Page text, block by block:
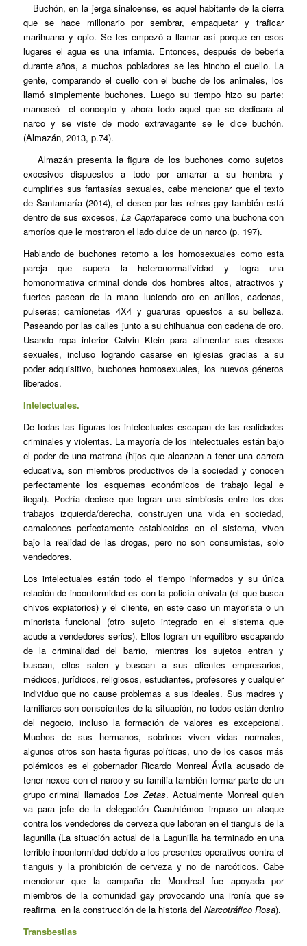
Buchón, en la jerga sinaloense, es aquel habitante de la cierra
que se hace millonario por sembrar, empaquetar y traficar
marihuana y opio. Se les empezó a llamar así porque en esos
lugares el agua es una infamia. Entonces, después de beberla
durante años, a muchos pobladores se les hincho el cuello. La
gente, comparando el cuello con el buche de los animales, los
llamó simplemente buchones. Luego su tiempo hizo su parte:
manoseó el concepto y ahora todo aquel que se dedicara al
narco y se viste de modo extravagante se le dice buchón.
(Almazán, 2013, p.74).
Almazán presenta la figura de los buchones como sujetos
excesivos dispuestos a todo por amarrar a su hembra y
cumplirles sus fantasías sexuales, cabe mencionar que el texto
de Santamaría (2014), el deseo por las reinas gay también está
dentro de sus excesos,La Capriaparece como una buchona con
amoríos que le mostraron el lado dulce de un narco (p. 197).
Hablando de buchones retomo a los homosexuales como esta
pareja que supera la heteronormatividad y logra una
homonormativa criminal donde dos hombres altos, atractivos y
fuertes pasean de la mano luciendo oro en anillos, cadenas,
pulseras; camionetas 4X4 y guaruras opuestos a su belleza.
Paseando por las calles junto a su chihuahua con cadena de oro.
Usando ropa interior Calvin Klein para alimentar sus deseos
sexuales, incluso logrando casarse en iglesias gracias a su
poder adquisitivo, buchones homosexuales, los nuevos géneros
liberados.
Intelectuales.
De todas las figuras los intelectuales escapan de las realidades
criminales y violentas. La mayoría de los intelectuales están bajo
el poder de una matrona (hijos que alcanzan a tener una carrera
educativa, son miembros productivos de la sociedad y conocen
perfectamente los esquemas económicos de trabajo legal e
ilegal). Podría decirse que logran una simbiosis entre los dos
trabajos izquierda/derecha, construyen una vida en sociedad,
camaleones perfectamente establecidos en el sistema, viven
bajo la realidad de las drogas, pero no son consumistas, solo
vendedores.
Los intelectuales están todo el tiempo informados y su única
relación de inconformidad es con la policía chivata (el que busca
chivos expiatorios) y el cliente, en este caso un mayorista o un
minorista funcional (otro sujeto integrado en el sistema que
acude a vendedores serios). Ellos logran un equilibro escapando
de la criminalidad del barrio, mientras los sujetos entran y
buscan, ellos salen y buscan a sus clientes empresarios,
médicos, jurídicos, religiosos, estudiantes, profesores y cualquier
individuo que no cause problemas a sus ideales. Sus madres y
familiares son conscientes de la situación, no todos están dentro
del negocio, incluso la formación de valores es excepcional.
Muchos de sus hermanos, sobrinos viven vidas normales,
algunos otros son hasta figuras políticas, uno de los casos más
polémicos es el gobernador Ricardo Monreal Ávila acusado de
tener nexos con el narco y su familia también formar parte de un
grupo criminal llamadosLos Zetas. Actualmente Monreal quien
va para jefe de la delegación Cuauhtémoc impuso un ataque
contra los vendedores de cerveza que laboran en el tianguis de la
lagunilla (La situación actual de la Lagunilla ha terminado en una
terrible inconformidad debido a los presentes operativos contra el
tianguis y la prohibición de cerveza y no de narcóticos. Cabe
mencionar que la campaña de Mondreal fue apoyada por
miembros de la comunidad gay provocando una ironía que se
reafirma en la construcción de la historia del Narcotráfico Rosa).
Transbestias